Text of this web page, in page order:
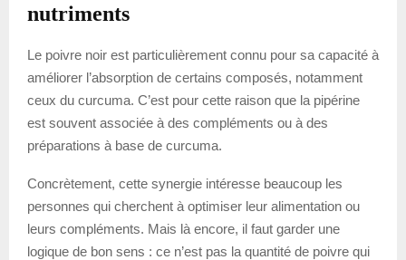
nutriments
Le poivre noir est particulièrement connu pour sa capacité à
améliorer l’absorption de certains composés, notamment
ceux du curcuma. C’est pour cette raison que la pipérine
est souvent associée à des compléments ou à des
préparations à base de curcuma.
Concrètement, cette synergie intéresse beaucoup les
personnes qui cherchent à optimiser leur alimentation ou
leurs compléments. Mais là encore, il faut garder une
logique de bon sens : ce n’est pas la quantité de poivre qui